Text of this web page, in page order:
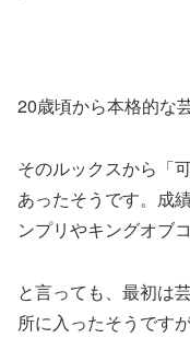
20歳頃から本格的な
そのルックスから「
あったそうです。成
ンプリやキングオブ
と言っても、最初は
所に入ったそうです